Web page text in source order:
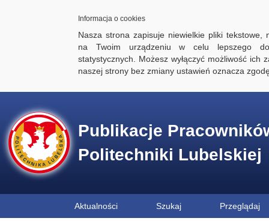
Informacja o cookies
Nasza strona zapisuje niewielkie pliki tekstowe,
na Twoim urządzeniu w celu lepszego
statystycznych. Możesz wyłączyć możliwość ich
naszej strony bez zmiany ustawień oznacza
Publikacje
Politechniki Lubelskiej
Aktualności Szukaj Przeglądaj